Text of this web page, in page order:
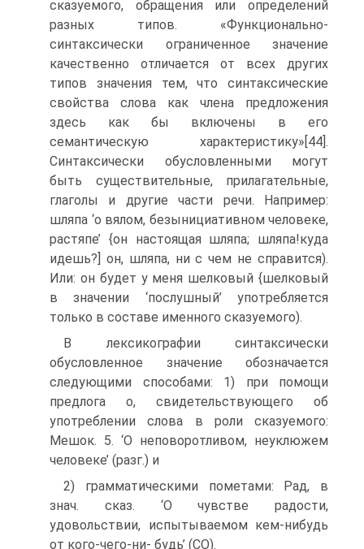
сказуемого, обращения или определений
разных типов. «Функционально-
синтаксически ограниченное значение
качественно отличается от всех других
типов значения тем, что синтаксические
свойства слова как члена предложения
здесь как бы включены в его
семантическую характеристику»[44].
Синтаксически обусловленными могут
быть существительные, прилагательные,
глаголы и другие части речи. Например:
шляпа ‘о вялом, безынициативном человеке,
растяпе’ {он настоящая шляпа; шляпа!куда
идешь?] он, шляпа, ни с чем не справится).
Или: он будет у меня шелковый {шелковый
в значении ‘послушный’ употребляется
только в составе именного сказуемого).
В лексикографии синтаксически
обусловленное значение обозначается
следующими способами: 1) при помощи
предлога о, свидетельствующего об
употреблении слова в роли сказуемого:
Мешок. 5. ‘О неповоротливом, неуклюжем
человеке’ (разг.) и
2) грамматическими пометами: Рад, в
знач. сказ. ‘О чувстве радости,
удовольствии, испытываемом кем-нибудь
от кого-чего-ни- будь’ (СО).